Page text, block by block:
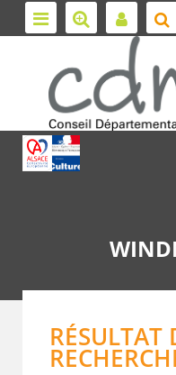
RÉSULTAT